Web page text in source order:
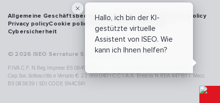
Hallo, ich bin der KI-
gestützte virtuelle
Assistent von ISEO. Wie
kann ich Ihnen helfen?
© 2026 ISEO Serrature S.p.A. All right reserved
P.IVA C.F. N.Reg.Imprese BS 08499190018 | Cap.Soc.Deliberato € 24.340.965 |
Cap.Soc.Sottoscritto e Versato € 23.969.040 | C.C.I.A.A. Brescia N.REA 447181 |. Mecc.
BS 083839 | SDI CODE SN4CSRI
Allgemeine GeschäftsbedingungenVulnerability disclosure policy
Privacy policyCookie policy Model 231
Whistleblowing
Cybersicherheit